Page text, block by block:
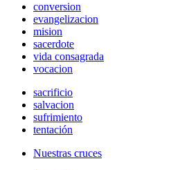
conversion
evangelizacion
mision
sacerdote
vida consagrada
vocacion
sacrificio
salvacion
sufrimiento
tentación
Nuestras cruces